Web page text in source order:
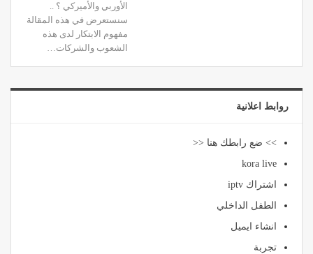
الأوربي والأميركي ؟ ..
سنستعرض في هذه المقالة
مفهوم الابتكار لدى هذه
الشعوب والشركات…
روابط اعلانية
>> ضع رابطك هنا <<
kora live
اشتراك iptv
الطفل الداخلي
انشاء ايميل
تجربة